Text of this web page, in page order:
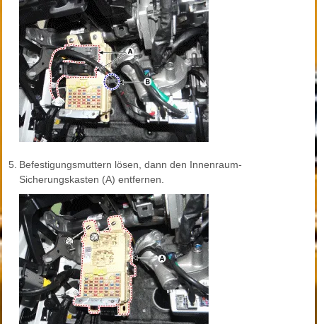
5. Befestigungsmuttern lösen, dann den Innenraum-
Sicherungskasten (A) entfernen.